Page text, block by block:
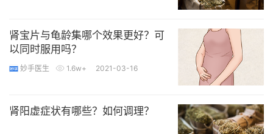
肾宝片与龟龄集哪个效果更好？可
以同时服用吗？
妙手医生 1.6w+ 2021-03-16
肾阳虚症状有哪些？如何调理？